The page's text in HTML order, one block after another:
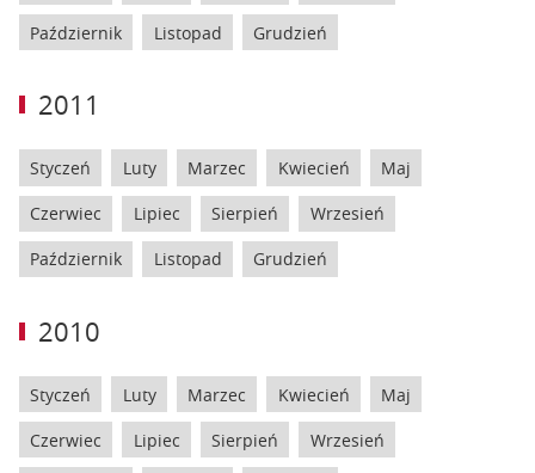
Październik Listopad Grudzień
2011
Styczeń Luty Marzec Kwiecień Maj
Czerwiec Lipiec Sierpień Wrzesień
Październik Listopad Grudzień
2010
Styczeń Luty Marzec Kwiecień Maj
Czerwiec Lipiec Sierpień Wrzesień